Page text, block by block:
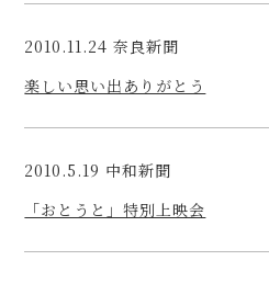
2010.11.24 奈良新聞
楽しい思い出ありがとう
2010.5.19 中和新聞
「おとうと」特別上映会